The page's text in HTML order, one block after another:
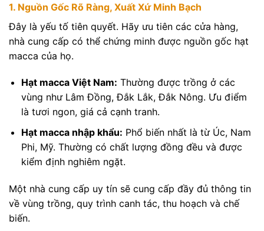
1. Nguồn Gốc Rõ Ràng, Xuất Xứ Minh Bạch
Đây là yếu tố tiên quyết. Hãy ưu tiên các cửa hàng,
nhà cung cấp có thể chứng minh được nguồn gốc hạt
macca của họ.
Hạt macca Việt Nam: Thường được trồng ở các
vùng như Lâm Đồng, Đắk Lắk, Đắk Nông. Ưu điểm
là tươi ngon, giá cả cạnh tranh.
Hạt macca nhập khẩu: Phổ biến nhất là từ Úc, Nam
Phi, Mỹ. Thường có chất lượng đồng đều và được
kiểm định nghiêm ngặt.
Một nhà cung cấp uy tín sẽ cung cấp đầy đủ thông tin
về vùng trồng, quy trình canh tác, thu hoạch và chế
biến.